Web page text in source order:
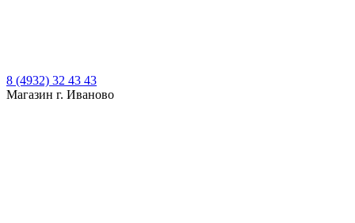
8 (4932) 32 43 43
Магазин г. Иваново